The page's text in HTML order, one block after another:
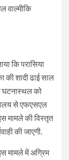
वाल्मीकि
कि परासिया
की शादी ढाई साल
घटनास्थल को
से एफएसएल
मामले की विस्तृत
की जाएगी.
मामले में अग्रिम